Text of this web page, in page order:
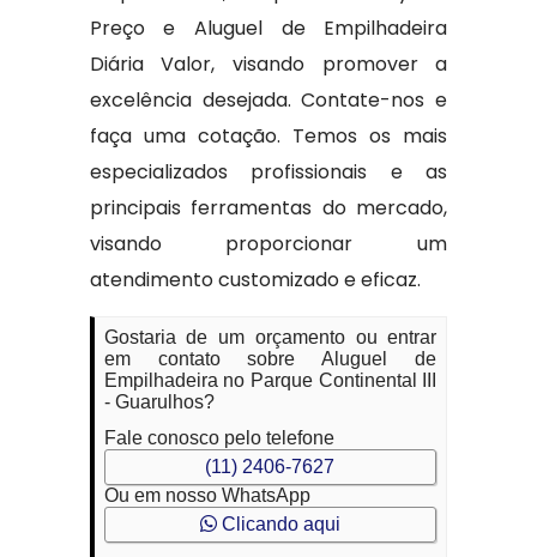
Preço e Aluguel de Empilhadeira
Diária Valor, visando promover a
excelência desejada. Contate-nos e
faça uma cotação. Temos os mais
especializados profissionais e as
principais ferramentas do mercado,
visando proporcionar um
atendimento customizado e eficaz.
Gostaria de um orçamento ou entrar
em contato sobre Aluguel de
Empilhadeira no Parque Continental III
- Guarulhos?
Fale conosco pelo telefone
(11) 2406-7627
Ou em nosso WhatsApp
Clicando aqui